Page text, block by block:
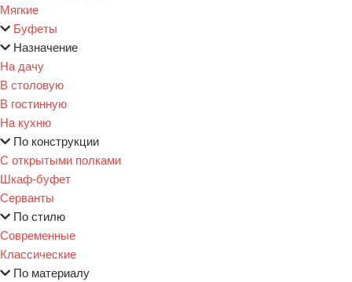
Мягкие
Буфеты
Назначение
На дачу
В столовую
В гостинную
На кухню
По конструкции
С открытыми полками
Шкаф-буфет
Серванты
По стилю
Современные
Классические
По материалу